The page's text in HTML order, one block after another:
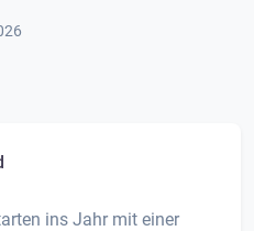
ins Jahr mit einer